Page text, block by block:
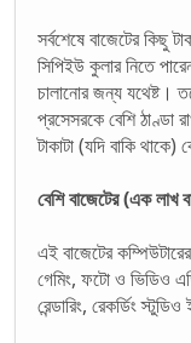
সর্বশেষে বাজেটের কিছু
সিপিইউ কুলার নিতে
চালানোর জন্য যথেষ্ট।
প্রসেসরকে বেশি ঠাণ্ডা
টাকাটা (যদি বাকি
বেশি বাজেটের (এক লাখ
এই বাজেটের
গেমিং, ফটো ও ভিডিও
রেন্ডারিং, রেকর্ডিং